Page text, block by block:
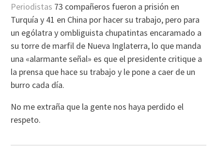
Periodistas 73 compañeros fueron a prisión en
Turquía y 41 en China por hacer su trabajo, pero para
un ególatra y ombliguista chupatintas encaramado a
su torre de marfil de Nueva Inglaterra, lo que manda
una «alarmante señal» es que el presidente critique a
la prensa que hace su trabajo y le pone a caer de un
burro cada día.
No me extraña que la gente nos haya perdido el
respeto.